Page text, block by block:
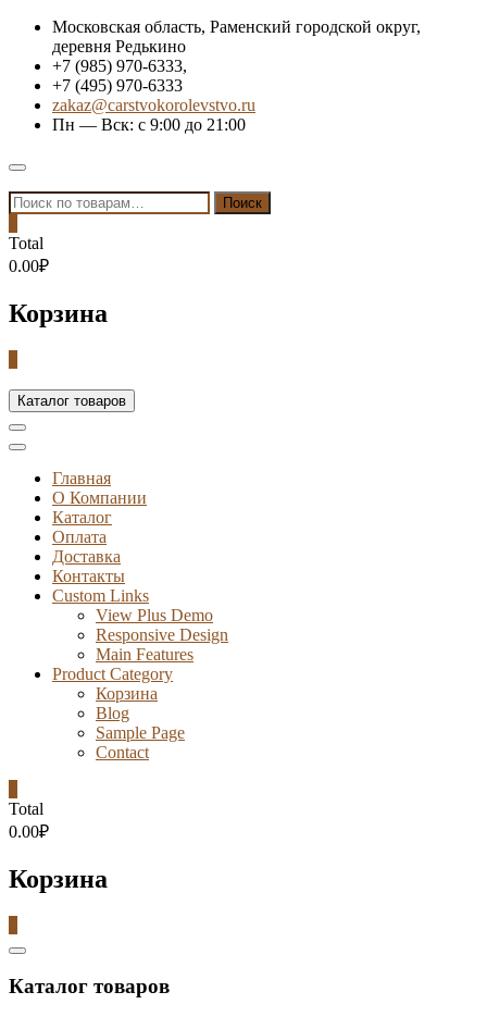
Skip
content
Московская область, Раменский городской округ,
деревня Редькино
+7 (985) 970-6333,
+7 (495) 970-6333
zakaz@carstvokorolevstvo.ru
Пн — Вск: с 9:00 до 21:00
Topbar
Menu
Искать: Поиск
Total
0.00₽
Корзина
Каталог товаров
Главная
О Компании
Каталог
Оплата
Доставка
Контакты
Custom Links
View Plus Demo
Responsive Design
Main Features
Product Category
Корзина
Blog
Sample Page
Contact
Total
0.00₽
Корзина
Catalog
Каталог товаров